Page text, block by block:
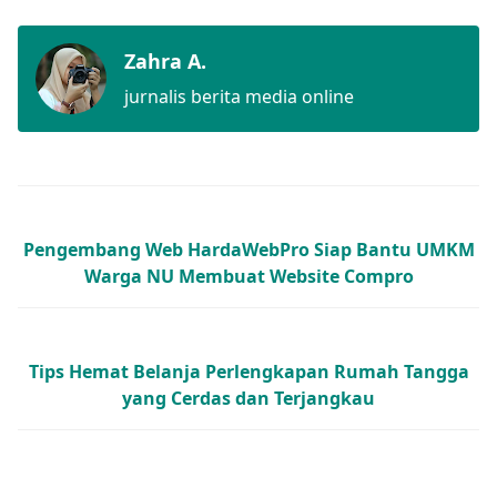
Zahra A.
jurnalis berita media online
Pengembang Web HardaWebPro Siap Bantu UMKM
Warga NU Membuat Website Compro
Tips Hemat Belanja Perlengkapan Rumah Tangga
yang Cerdas dan Terjangkau